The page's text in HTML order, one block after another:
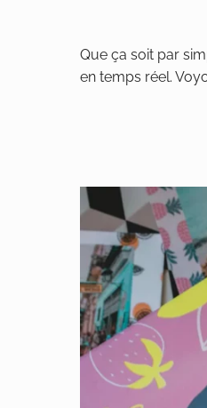
Que ça soit par
en temps réel.